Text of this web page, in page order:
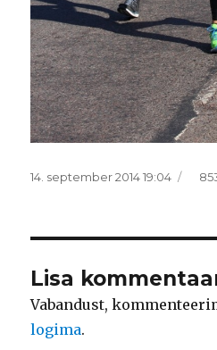
Postitatud
14. september 2014 19:04
Lisa
Vabandust,
logima.